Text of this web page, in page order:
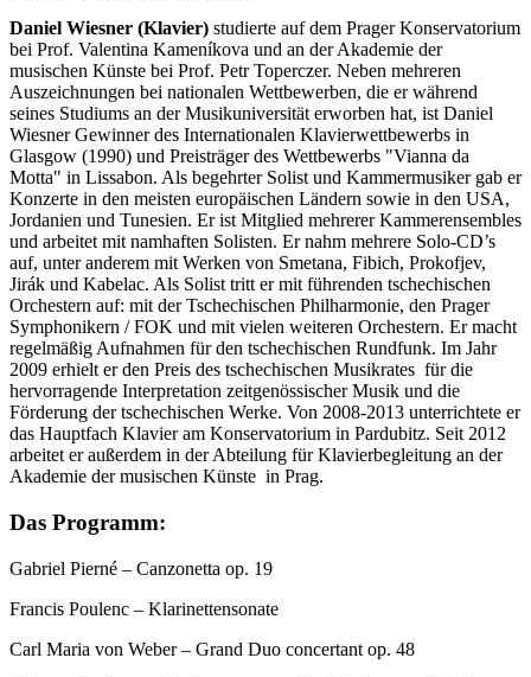
Daniel Wiesner (Klavier) studierte auf dem Prager Konservatorium
bei Prof. Valentina Kameníkova und an der Akademie der
musischen Künste bei Prof. Petr Toperczer. Neben mehreren
Auszeichnungen bei nationalen Wettbewerben, die er während
seines Studiums an der Musikuniversität erworben hat, ist Daniel
Wiesner Gewinner des Internationalen Klavierwettbewerbs in
Glasgow (1990) und Preisträger des Wettbewerbs "Vianna da
Motta" in Lissabon. Als begehrter Solist und Kammermusiker gab er
Konzerte in den meisten europäischen Ländern sowie in den USA,
Jordanien und Tunesien. Er ist Mitglied mehrerer Kammerensembles
und arbeitet mit namhaften Solisten. Er nahm mehrere Solo-CD’s
auf, unter anderem mit Werken von Smetana, Fibich, Prokofjev,
Jirák und Kabelac. Als Solist tritt er mit führenden tschechischen
Orchestern auf: mit der Tschechischen Philharmonie, den Prager
Symphonikern / FOK und mit vielen weiteren Orchestern. Er macht
regelmäßig Aufnahmen für den tschechischen Rundfunk. Im Jahr
2009 erhielt er den Preis des tschechischen Musikrates für die
hervorragende Interpretation zeitgenössischer Musik und die
Förderung der tschechischen Werke. Von 2008-2013 unterrichtete er
das Hauptfach Klavier am Konservatorium in Pardubitz. Seit 2012
arbeitet er außerdem in der Abteilung für Klavierbegleitung an der
Akademie der musischen Künste in Prag.
Das Programm:
Gabriel Pierné – Canzonetta op. 19
Francis Poulenc – Klarinettensonate
Carl Maria von Weber – Grand Duo concertant op. 48